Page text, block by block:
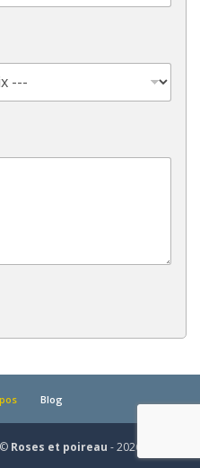
Blog
Roses et poireau - 2026